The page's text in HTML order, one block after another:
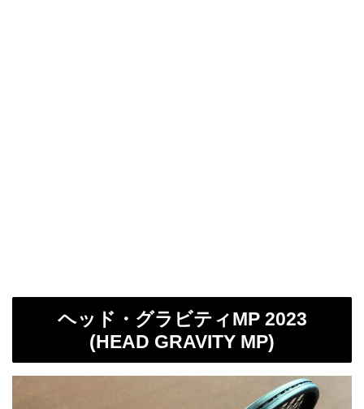
ヘッド・グラビティMP 2023
(HEAD GRAVITY MP)